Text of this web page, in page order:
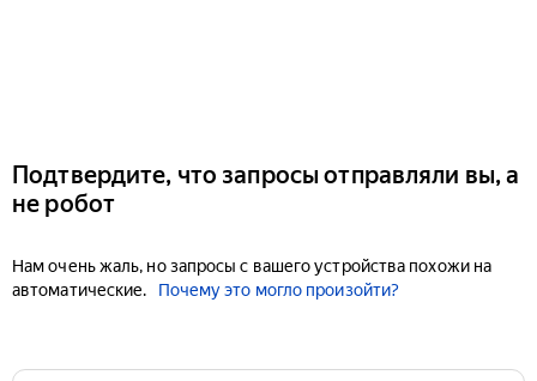
Подтвердите, что запросы отправляли вы, а
не робот
Нам очень жаль, но запросы с вашего устройства похожи на
автоматические.
Почему это могло произойти?